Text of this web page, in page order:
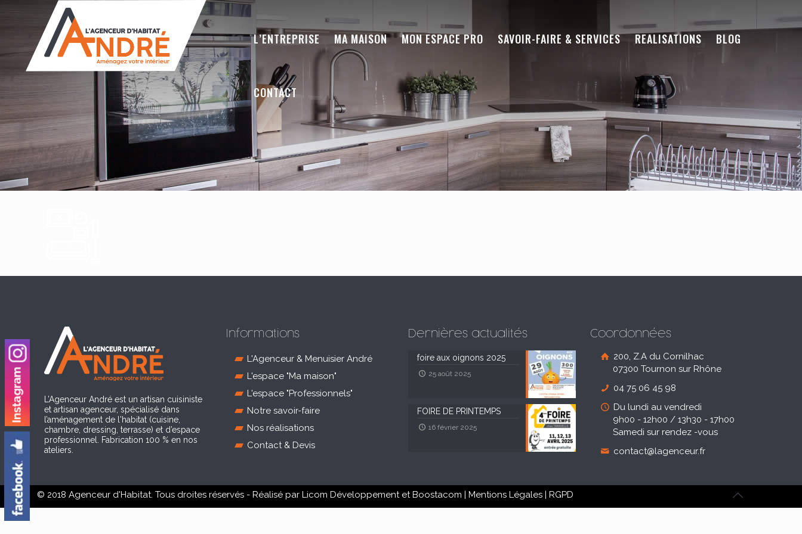
L’ENTREPRISE MA MAISON MON ESPACE PRO SAVOIR-FAIRE & SERVICES REALISATIONS BLOG
CONTACT
L’Agenceur André est un artisan cuisiniste
et artisan agenceur, spécialisé dans
l’aménagement de l'habitat (cuisine,
chambre, dressing, terrasse) et d’espace
professionnel. Fabrication 100 % en nos
ateliers.
Informations
L'Agenceur & Menuisier André
L'espace "Ma maison"
L'espace "Professionnels"
Notre savoir-faire
Nos réalisations
Contact & Devis
Dernières actualités
foire aux oignons 2025
25 août 2025
FOIRE DE PRINTEMPS
16 février 2025
Coordonnées
200, Z.A du Cornilhac
07300 Tournon sur Rhône
04 75 06 45 98
Du lundi au vendredi
9h00 - 12h00 / 13h30 - 17h00
Samedi sur rendez -vous
contact@lagenceur.fr
© 2018 Agenceur d'Habitat. Tous droites réservés - Réalisé par Licom DéveloppementetBoostacom | Mentions Légales | RGPD